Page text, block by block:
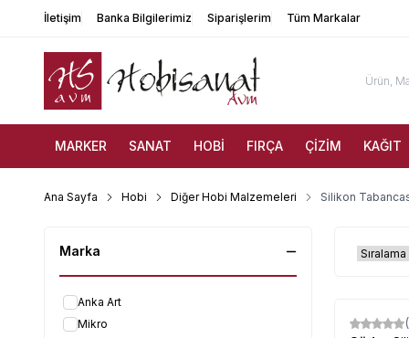
İletişim Banka Bilgilerimiz Siparişlerim Tüm Markalar
MARKER SANAT HOBİ FIRÇA ÇİZİM KAĞIT
Ana Sayfa Hobi Diğer Hobi Malzemeleri Silikon
Marka
Anka Art
Mikro